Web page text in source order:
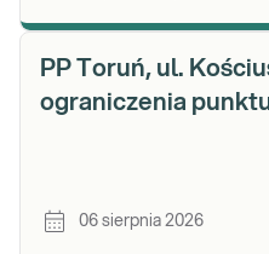
PP Toruń, ul.
ograniczenia
06 sierpnia 2026